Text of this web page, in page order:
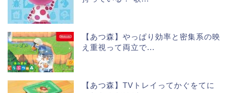
【あつ森】やっぱり効率と密集系の映
え重視って両立で...
【あつ森】TVトレイってかぐをてに